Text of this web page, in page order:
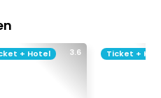
3.6
+ Hotel Ticket +